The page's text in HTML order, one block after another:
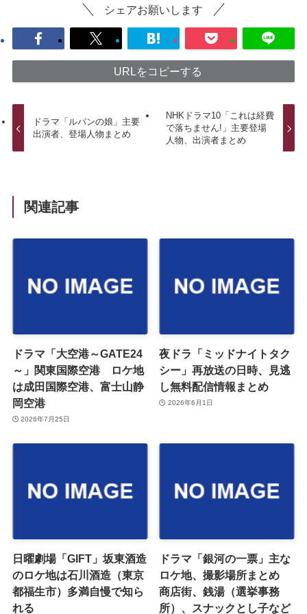
シェアお願いします
URLをコピーする
ドラマ「ルパンの娘」主要
出演者、登場人物まとめ
NHKドラマ10「これは経費
で落ちません!」主要登場
人物、出演者まとめ
関連記事
ドラマ「大空港～GATE24
～」関東国際空港 ロケ地
は成田国際空港、富士山静
岡空港
2026年7月25日
夜ドラ「ミッドナイトタク
シー」再放送の日時、見逃
し無料配信情報まとめ
2026年6月1日
日曜劇場「GIFT」坂東酒造
のロケ地は石川酒造（東京
都福生市）多満自慢で知ら
れる
ドラマ「銀河の一票」主な
ロケ地、撮影場所まとめ
商店街、銭湯（選挙事務
所）、スナックとし子など